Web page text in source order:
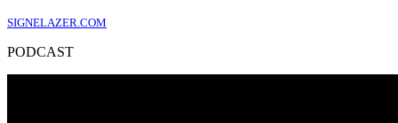
SIGNELAZER.COM
PODCAST